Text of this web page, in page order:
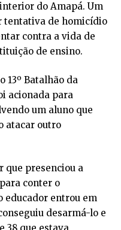
do Amapá. Um
tentativa de homicídio
contra a vida de
de ensino.
13º Batalhão da
acionada para
um aluno que
atacar outro
que presenciou a
conter o
educador entrou em
desarmá-lo e